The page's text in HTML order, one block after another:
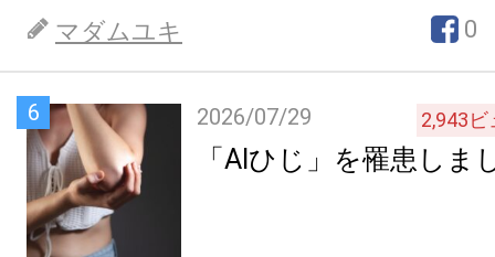
マダムユキ 0
6 2026/07/29 2,943ビ
「AIひじ」を罹患しま